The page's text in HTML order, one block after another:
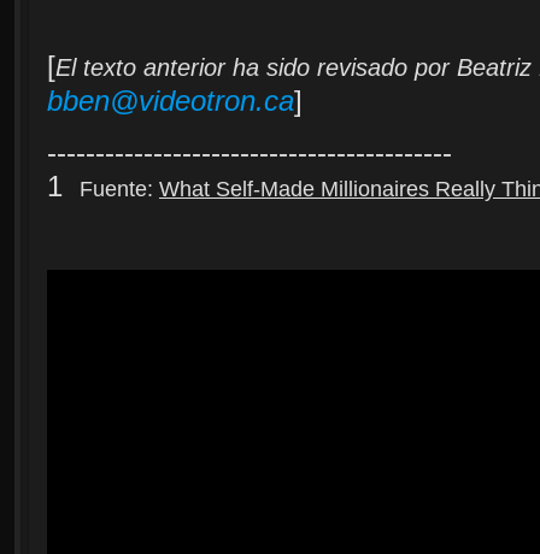
[El texto anterior ha sido revisado por
bben@videotron.ca]
------------------------------------------
1
Fuente: What Self-Made Millionaires Really